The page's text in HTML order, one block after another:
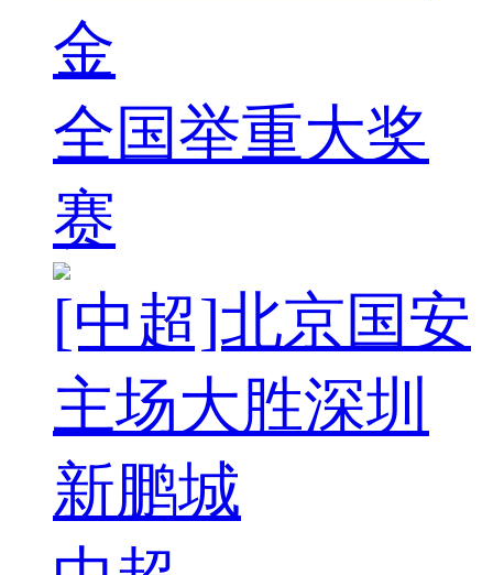
金
全国举重大奖
赛
[中超]北京国安
主场大胜深圳
新鹏城